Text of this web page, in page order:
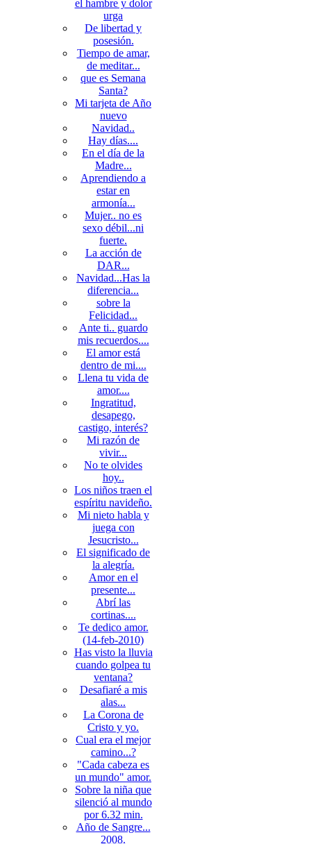
el hambre y dolor
urga
De libertad y
posesión.
Tiempo de amar,
de meditar...
que es Semana
Santa?
Mi tarjeta de Año
nuevo
Navidad..
Hay días....
En el día de la
Madre...
Aprendiendo a
estar en
armonía...
Mujer.. no es
sexo débil...ni
fuerte.
La acción de
DAR...
Navidad...Has la
diferencia...
sobre la
Felicidad...
Ante ti.. guardo
mis recuerdos....
El amor está
dentro de mi....
Llena tu vida de
amor....
Ingratitud,
desapego,
castigo, interés?
Mi razón de
vivir...
No te olvides
hoy..
Los niños traen el
espíritu navideño.
Mi nieto habla y
juega con
Jesucristo...
El significado de
la alegría.
Amor en el
presente...
Abrí las
cortinas....
Te dedico amor.
(14-feb-2010)
Has visto la lluvia
cuando golpea tu
ventana?
Desafiaré a mis
alas...
La Corona de
Cristo y yo.
Cual era el mejor
camino...?
"Cada cabeza es
un mundo" amor.
Sobre la niña que
silenció al mundo
por 6.32 min.
Año de Sangre...
2008.